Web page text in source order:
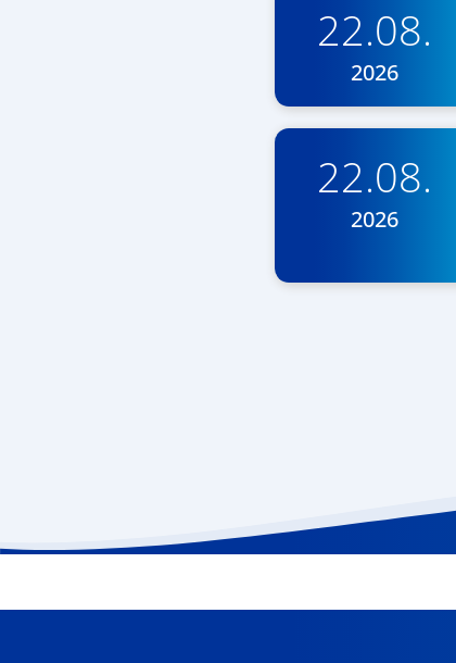
22.08.
2026
22.08.
2026